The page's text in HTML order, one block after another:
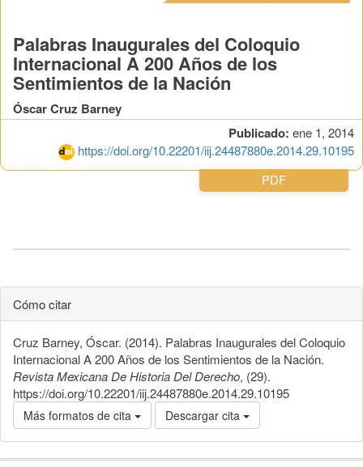
Publicado: ene 1, 2014
https://doi.org/10.22201/iij.24487880e.2014.29.10195
Palabras Inaugurales del Coloquio
Internacional A 200 Años de los
Sentimientos de la Nación
Óscar Cruz Barney
PDF
Cómo citar
Cruz Barney, Óscar. (2014). Palabras Inaugurales del Coloquio
Internacional A 200 Años de los Sentimientos de la Nación.
Revista Mexicana De Historia Del Derecho, (29).
https://doi.org/10.22201/iij.24487880e.2014.29.10195
Más formatos de cita Descargar cita